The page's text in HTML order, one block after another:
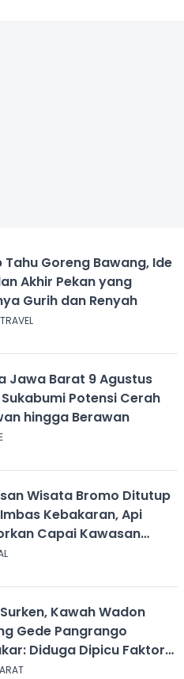
Tahu Goreng Bawang, Ide
Akhir Pekan yang
Gurih dan Renyah
Jawa Barat 9 Agustus
Potensi Cerah
hingga Berawan
Wisata Bromo Ditutup
Kebakaran, Api
Capai Kawasan
Kawah Wadon
Gede Pangrango
Diduga Dipicu Faktor